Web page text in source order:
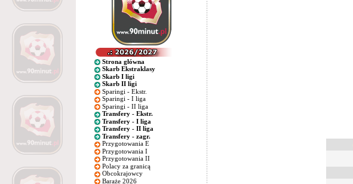
Strona główna
Skarb Ekstraklasy
Skarb I ligi
Skarb II ligi
Sparingi - Ekstr.
Sparingi - I liga
Sparingi - II liga
Transfery - Ekstr.
Transfery - I liga
Transfery - II liga
Transfery - zagr.
Przygotowania E
Przygotowania I
Przygotowania II
Polacy za granicą
Obcokrajowcy
Baraże 2026